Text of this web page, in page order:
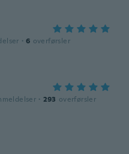
· 6 overførsler
· 293 overførsler